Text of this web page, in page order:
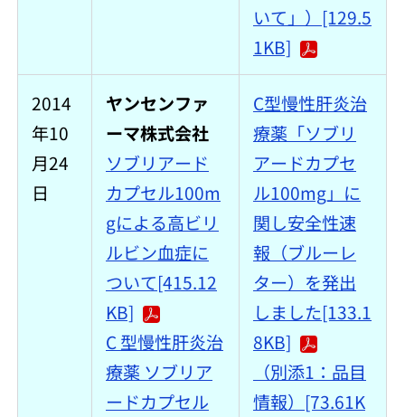
いて」）[129.5
1KB]
2014
年10
月24
日
ヤンセンファ
ーマ株式会社
ソブリアード
カプセル100m
gによる高ビリ
ルビン血症に
ついて[415.12
KB]
C 型慢性肝炎治
療薬 ソブリア
ードカプセル
C型慢性肝炎治
療薬「ソブリ
アードカプセ
ル100mg」に
関し安全性速
報（ブルーレ
ター）を発出
しました[133.1
8KB]
（別添1：品目
情報）[73.61K